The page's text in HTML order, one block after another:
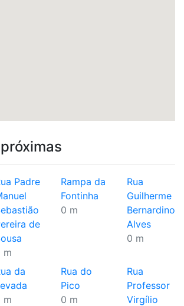
Padre
de
m
Rampa da
Fontinha
0 m
Rua
Guilherme
Bernardino
Alves
0 m
da
m
Rua do
Pico
0 m
Rua
Professor
Virgílio